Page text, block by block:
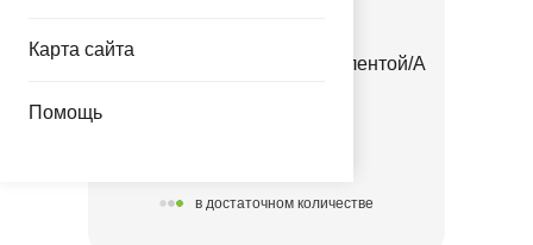
Карта сайта
Помощь
Значок Эмоции Смайлик с лентой/A
в достаточном количестве